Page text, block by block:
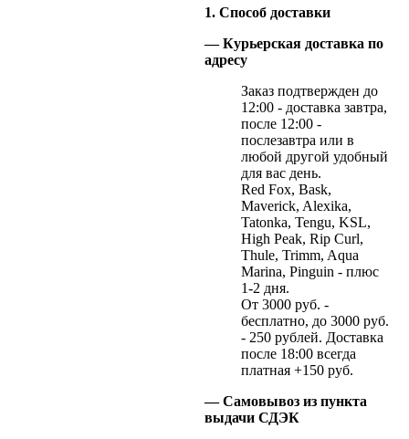
1. Способ доставки
— Курьерская доставка по
адресу
Заказ подтвержден до
12:00 - доставка завтра,
после 12:00 -
послезавтра или в
любой другой удобный
для вас день.
Red Fox, Bask,
Maverick, Alexika,
Tatonka, Tengu, KSL,
High Peak, Rip Curl,
Thule, Trimm, Aqua
Marina, Pinguin - плюс
1-2 дня.
От 3000 руб. -
бесплатно, до 3000 руб.
- 250 рублей. Доставка
после 18:00 всегда
платная +150 руб.
— Самовывоз из пункта
выдачи СДЭК